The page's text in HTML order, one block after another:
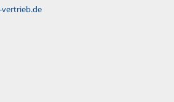
vertrieb.de